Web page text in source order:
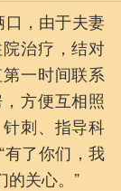
，由于夫妻
治疗，结对
一时间联系
方便互相照
刺、指导科
了你们，我
的关心。”